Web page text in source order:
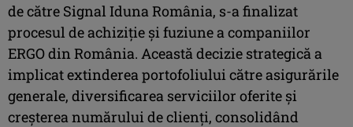
de către Signal Iduna România, s-a finalizat
procesul de achiziție și fuziune a companiilor
ERGO din România. Această decizie strategică a
implicat extinderea portofoliului către asigurările
generale, diversificarea serviciilor oferite și
creșterea numărului de clienți, consolidând